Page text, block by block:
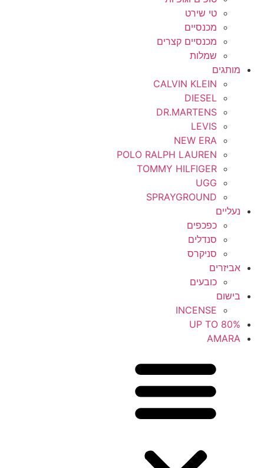
טי שירט
מכנסיים
מכנסיים קצרים
שמלות
מותגים
CALVIN KLEIN
DIESEL
DR.MARTENS
LEVIS
NEW ERA
POLO RALPH LAUREN
TOMMY HILFIGER
UGG
SPRAYGROUND
נעליים
כפכפים
סנדלים
סניקרס
אביזרים
כובעים
בישום
INCENSE
UP TO 80%
AMARA